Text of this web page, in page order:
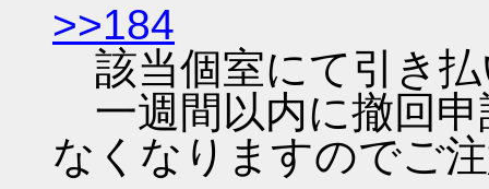
>>184
該当個室にて引き
一週間以内に撤回申
なくなりますのでご